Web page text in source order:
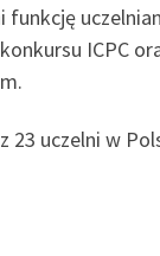
funkcję
ICPC
23 uczelni w